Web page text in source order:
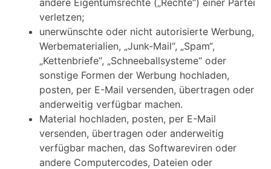
andere Eigentumsrechte („Rechte“) einer Partei
verletzen;
unerwünschte oder nicht autorisierte Werbung,
Werbematerialien, „Junk-Mail“, „Spam“,
„Kettenbriefe“, „Schneeballsysteme“ oder
sonstige Formen der Werbung hochladen,
posten, per E-Mail versenden, übertragen oder
anderweitig verfügbar machen.
Material hochladen, posten, per E-Mail
versenden, übertragen oder anderweitig
verfügbar machen, das Softwareviren oder
andere Computercodes, Dateien oder